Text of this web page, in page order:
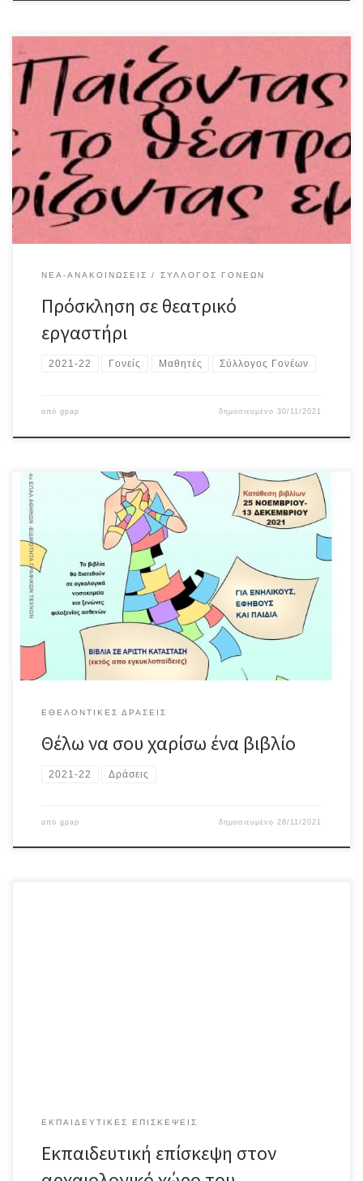
ΝΈΑ-ΑΝΑΚΟΙΝΏΣΕΙΣ ΣΎΛΛΟΓΟΣ ΓΟΝΈΩΝ
Πρόσκληση σε θεατρικό
εργαστήρι
2021-22 Γονείς Μαθητές Σύλλογος Γονέων
από gpap δημοσιευμένο30/11/2021
To 2o Γυμνάσιο Καισαριανής στηρίζει τη δράση που διοργανώνει η
Διεύθυνση Δευτεροβάθμιας Εκπαίδευσης Α΄ Αθήνας, εν όψει των
Χριστουγέννων, με τίτλο “Θέλω να σου χαρίσω ένα βιβλίο“,
συγκεντρώνοντας βιβλία που θα χαριστούν σε νοσοκομεία και
ξενώνες ασθενών και συγγενών τους. Τα βιβλία που θα
προσφερθούν θα πρέπει να είναι σε […]
ΕΘΕΛΟΝΤΙΚΈΣ ΔΡΆΣΕΙΣ
Θέλω να σου χαρίσω ένα βιβλίο
2021-22 Δράσεις
από gpap δημοσιευμένο 28/11/2021
ΕΚΠΑΙΔΕΥΤΙΚΈΣ ΕΠΙΣΚΈΨΕΙΣ
Εκπαιδευτική επίσκεψη στον